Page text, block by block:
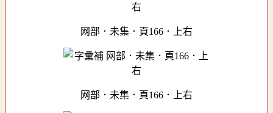
网部．未集．頁166．上右
网部．未集．頁166．上右